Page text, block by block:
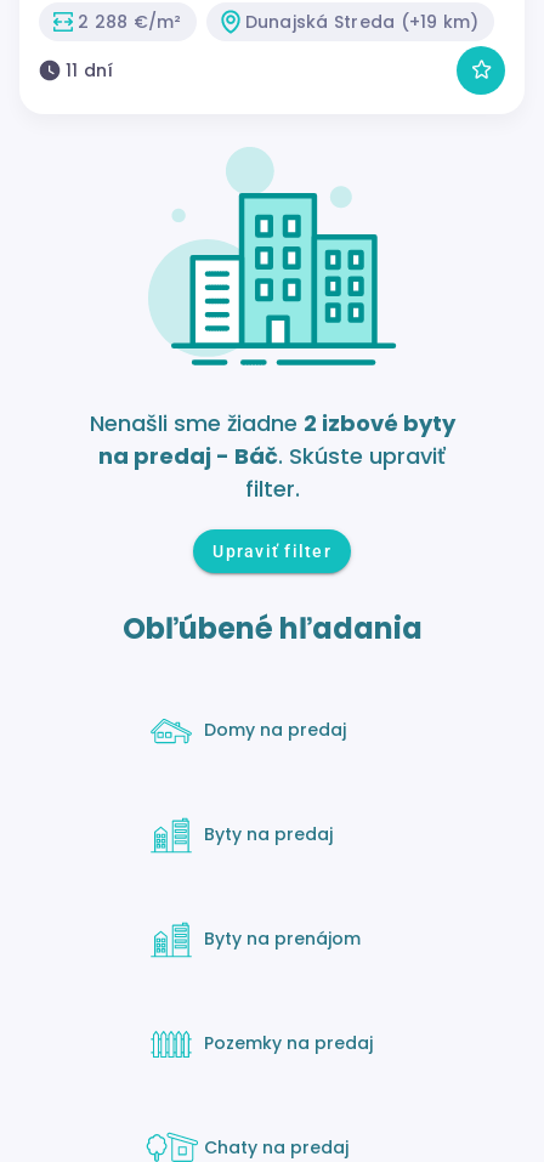
2 288 €/m²
Dunajská Streda (+19 km)
11 dní
Nenašli sme žiadne 2 izbové byty
na predaj - Báč. Skúste upraviť
filter.
Upraviť filter
Obľúbené hľadania
Domy na predaj
Byty na predaj
Byty na prenájom
Pozemky na predaj
Chaty na predaj